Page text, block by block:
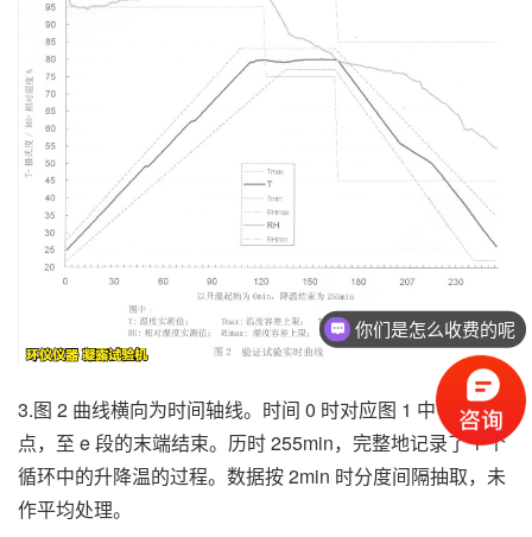
3.图 2 曲线横向为时间轴线。时间 0 时对应图 1 中 d 段起
点，至 e 段的末端结束。历时 255min，完整地记录了 1 个
循环中的升降温的过程。数据按 2min 时分度间隔抽取，未
作平均处理。
你们是怎么收费的呢